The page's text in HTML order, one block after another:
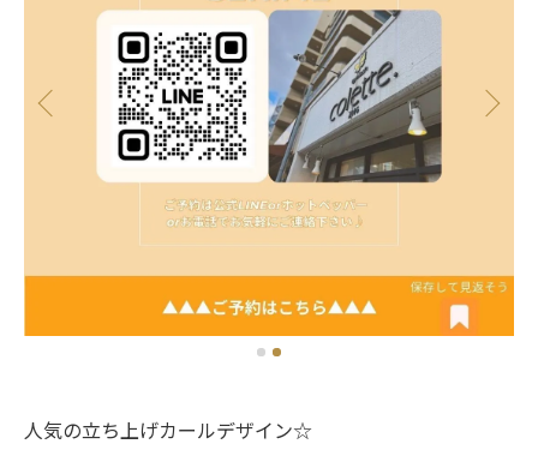
人気の立ち上げカールデザイン☆